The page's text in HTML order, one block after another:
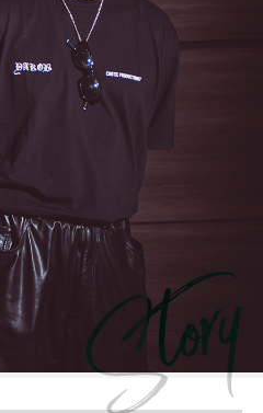
のちょっといい話
み #スタッフが語る
ルート
イバシーポリシー